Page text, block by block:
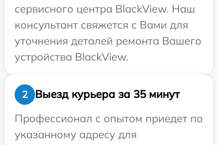
сервисного центра BlackView. Наш
консультант свяжется с Вами для
уточнения деталей ремонта Вашего
устройства BlackView.
2
Выезд курьера за 35 минут
Профессионал с опытом приедет по
указанному адресу для